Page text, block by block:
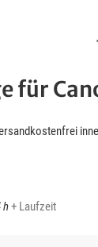
für
h+ Laufzeit